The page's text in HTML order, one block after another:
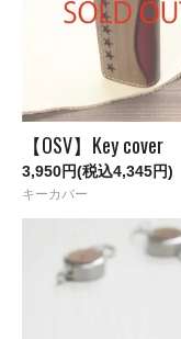
【OSV】Key cover
3,950円(税込4,345円)
キーカバー